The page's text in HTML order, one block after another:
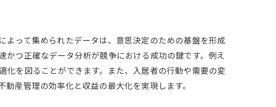
の成功を促進
ャンス
って集められたデータは、意思決定のための基盤を形成
つ正確なデータ分析が競争における成功の鍵です。例え
を図ることができます。また、入居者の行動や需要の変
産管理の効率化と収益の最大化を実現します。